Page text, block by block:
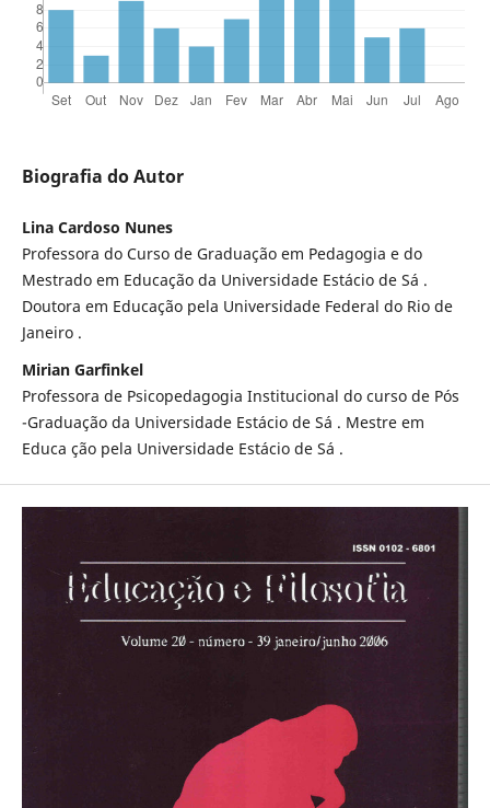
Biografia do Autor
Lina Cardoso Nunes
Professora do Curso de Graduação em Pedagogia e do
Mestrado em Educação da Universidade Estácio de Sá .
Doutora em Educação pela Universidade Federal do Rio de
Janeiro .
Mirian Garfinkel
Professora de Psicopedagogia Institucional do curso de Pós
-Graduação da Universidade Estácio de Sá . Mestre em
Educa ção pela Universidade Estácio de Sá .